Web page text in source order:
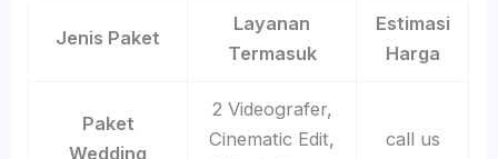
Jenis Paket
Layanan
Termasuk
Estimasi
Harga
Paket
Wedding
2 Videografer,
Cinematic Edit,
call us